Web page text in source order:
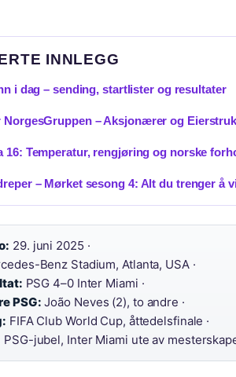
INNLEGG
i dag – sending, startlister og resultater
NorgesGruppen – Aksjonærer og
16: Temperatur, rengjøring og norske
– Mørket sesong 4: Alt du trenger å
29. juni 2025 ·
Benz Stadium, Atlanta, USA ·
PSG 4–0 Inter Miami ·
PSG: João Neves (2), to andre ·
FIFA Club World Cup, åttedelsfinale ·
PSG-jubel, Inter Miami ute av